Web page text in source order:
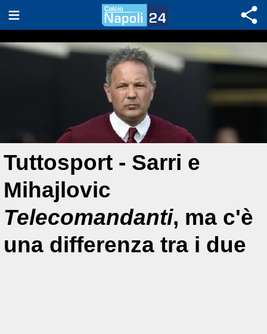
Tuttosport - Sarri e
Mihajlovic
Telecomandanti, ma c'è
una differenza tra i due